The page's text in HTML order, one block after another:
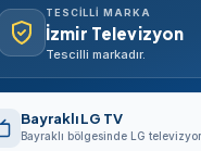
TESCILLI MARKA
İzmir Televizyon
Tescilli markadır.
Bayraklı LG TV
Bayraklı bölgesinde LG